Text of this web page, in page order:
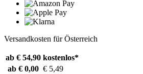
Versandkosten für Österreich
ab € 54,90 kostenlos*
ab € 0,00 € 5,49